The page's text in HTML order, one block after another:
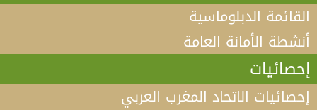
القائمة الدبلوماسية
أنشطة الأمانة العامة
إحصائيات
إحصائيات الاتحاد المغرب العربي